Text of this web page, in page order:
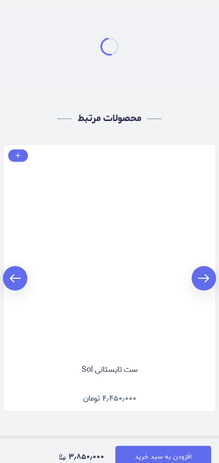
افزودن به سبد خرید ۳٫۸۵۰٫۰۰۰
محصولات مرتبط
ست تابستانی Sol
۴٫۴۵۰٫۰۰۰ تومان